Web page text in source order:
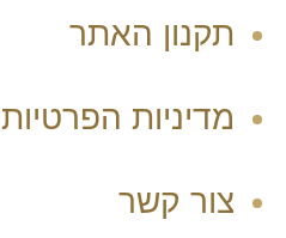
תקנון האתר
מדיניות הפרטיות
צור קשר